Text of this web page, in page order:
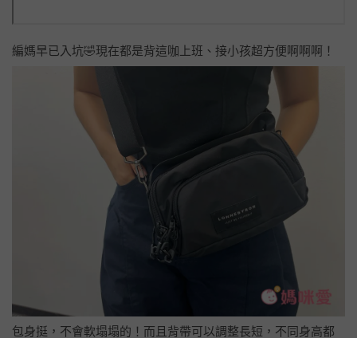
編媽早已入坑🤣現在都是背這咖上班、接小孩超方便啊啊啊！
包身挺，不會軟塌塌的！而且背帶可以調整長短，不同身高都